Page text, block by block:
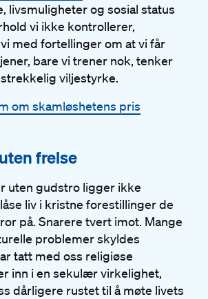
livsmuligheter og sosial status
vi ikke kontrollerer,
med fortellinger om at vi får
bare vi trener nok, tenker
viljestyrke.
om skamløshetens pris
frelse
uten gudstro ligger ikke
liv i kristne forestillinger de
på. Snarere tvert imot. Mange
problemer skyldes
tatt med oss religiøse
inn i en sekulær virkelighet,
dårligere rustet til å møte livets